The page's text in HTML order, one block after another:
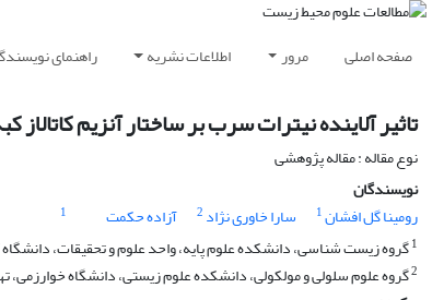
صفحه اصلی مرور اطلاعات نشریه راهنمای
تاثیر آلاینده نیترات سرب بر ساختار آنزیم کاتالاز
نوع مقاله : مقاله پژوهشی
نویسندگان
رومینا گل افشان1 سارا خاوری نژاد 2 آزاده حکمت
1
1گروه زیست شناسی، دانشکده علوم پایه، واحد علوم و تحقیقات، دانشگاه
2گروه علوم سلولی و مولکولی، دانشکده علوم زیستی، دانشگاه خوارزمی،